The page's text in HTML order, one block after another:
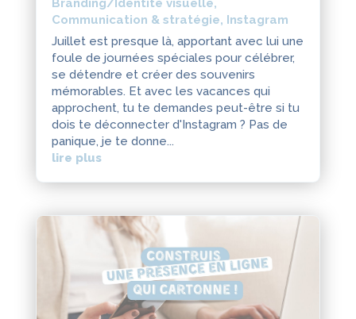
Branding/Identité visuelle,
Communication & stratégie, Instagram
Juillet est presque là, apportant avec lui une
foule de journées spéciales pour célébrer,
se détendre et créer des souvenirs
mémorables. Et avec les vacances qui
approchent, tu te demandes peut-être si tu
dois te déconnecter d'Instagram ? Pas de
panique, je te donne...
lire plus